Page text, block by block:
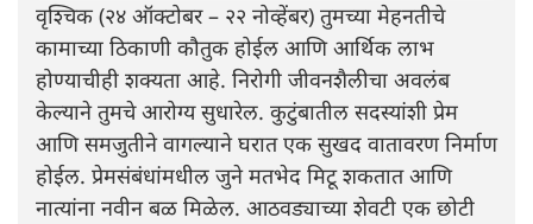
वृश्चिक (२४ ऑक्टोबर – २२ नोव्हेंबर) तुमच्या मेहनतीचे
कामाच्या ठिकाणी कौतुक होईल आणि आर्थिक लाभ
होण्याचीही शक्यता आहे. निरोगी जीवनशैलीचा अवलंब
केल्याने तुमचे आरोग्य सुधारेल. कुटुंबातील सदस्यांशी प्रेम
आणि समजुतीने वागल्याने घरात एक सुखद वातावरण निर्माण
होईल. प्रेमसंबंधांमधील जुने मतभेद मिटू शकतात आणि
नात्यांना नवीन बळ मिळेल. आठवड्याच्या शेवटी एक छोटी